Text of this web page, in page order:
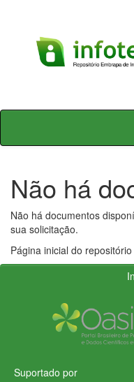
Skip
Não há
Não há documentos
sua solicitação.
Página inicial do repositório
Suportado por